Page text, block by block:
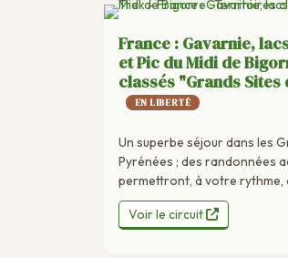
France : Gavarnie,
et Pic du Midi de
classés "Grands Sites
EN LIBERTÉ
Un superbe séjour dans les
Pyrénées ; des randonnées
permettront, à votre rythme,
Voir le circuit